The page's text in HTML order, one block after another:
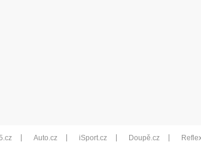
Auto.cz iSport.cz Doupě.cz